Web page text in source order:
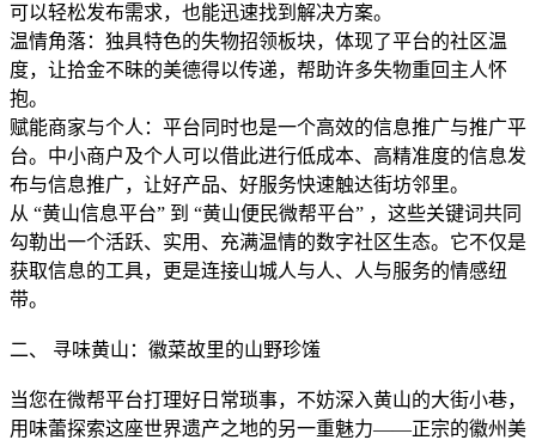
可以轻松发布需求，也能迅速找到解决方案。
温情角落：独具特色的失物招领板块，体现了平台的社区温
度，让拾金不昧的美德得以传递，帮助许多失物重回主人怀
抱。
赋能商家与个人：平台同时也是一个高效的信息推广与推广平
台。中小商户及个人可以借此进行低成本、高精准度的信息发
布与信息推广，让好产品、好服务快速触达街坊邻里。
从 “黄山信息平台” 到 “黄山便民微帮平台” ，这些关键词共同
勾勒出一个活跃、实用、充满温情的数字社区生态。它不仅是
获取信息的工具，更是连接山城人与人、人与服务的情感纽
带。
二、 寻味黄山：徽菜故里的山野珍馐
当您在微帮平台打理好日常琐事，不妨深入黄山的大街小巷，
用味蕾探索这座世界遗产之地的另一重魅力——正宗的徽州美